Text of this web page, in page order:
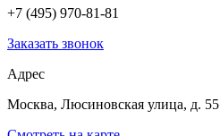
+7 (495) 970-81-81
Заказать звонок
Адрес
Москва, Люсиновская улица, д. 55